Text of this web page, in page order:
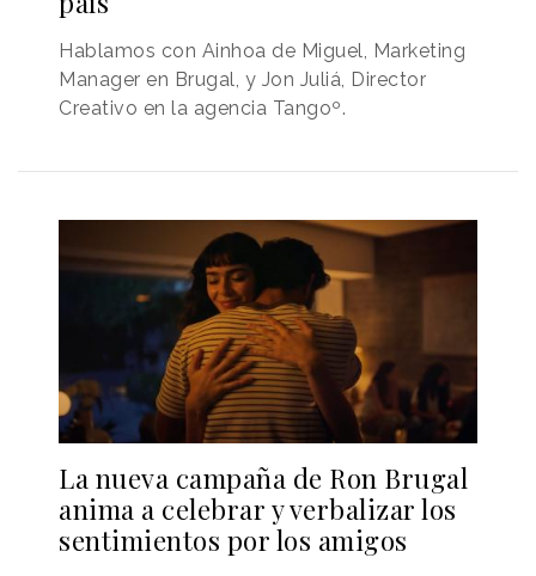
Hablamos con Ainhoa de Miguel, Marketing
Manager en Brugal, y Jon Juliá, Director
Creativo en la agencia Tangoº.
La nueva campaña de Ron Brugal
anima a celebrar y verbalizar los
sentimientos por los amigos